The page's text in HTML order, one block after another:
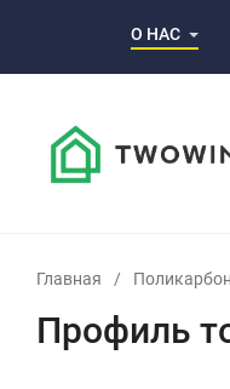
О НАС
Главная /
Профиль